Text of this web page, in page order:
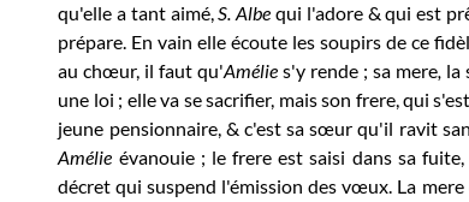
qu'elle a tant aimé,S. Albe qui l'adore & qui est
prépare. En vain elle écoute les soupirs de ce
au chœur, il faut qu'Amélies'y rende ; sa mere, la
une loi ; elle va se sacrifier, mais son frere, qui
jeune pensionnaire, & c'est sa sœur qu'il ravit
Amélie évanouie ; le frere est saisi dans sa
décret qui suspend l'émission des vœux. La mere